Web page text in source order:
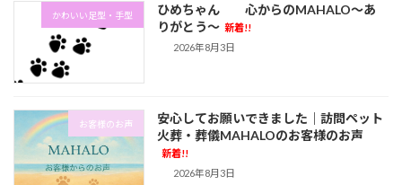
かわいい足型・手型
ひめちゃん 心からのMAHALO～あ
りがとう～ 新着!!
2026年8月3日
お客様のお声
安心してお願いできました｜訪問ペット
火葬・葬儀MAHALOのお客様のお声
新着!!
2026年8月3日